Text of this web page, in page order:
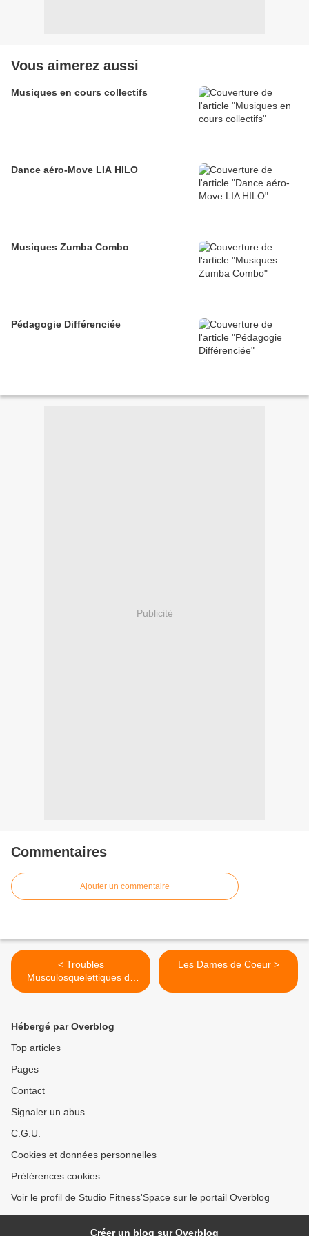
Vous aimerez aussi
Musiques en cours collectifs
Dance aéro-Move LIA HILO
Musiques Zumba Combo
Pédagogie Différenciée
Publicité
Commentaires
Ajouter un commentaire
< Troubles
Musculosquelettiques du
Cou
Les Dames de Coeur >
Hébergé par Overblog
Top articles
Pages
Contact
Signaler un abus
C.G.U.
Cookies et données personnelles
Préférences cookies
Voir le profil de Studio Fitness'Space sur le portail Overblog
Créer un blog sur Overblog